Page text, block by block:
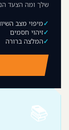
שלך ומה הצעד
מיפוי מצב
זיהוי חסמים
המלצה ברורה
📚